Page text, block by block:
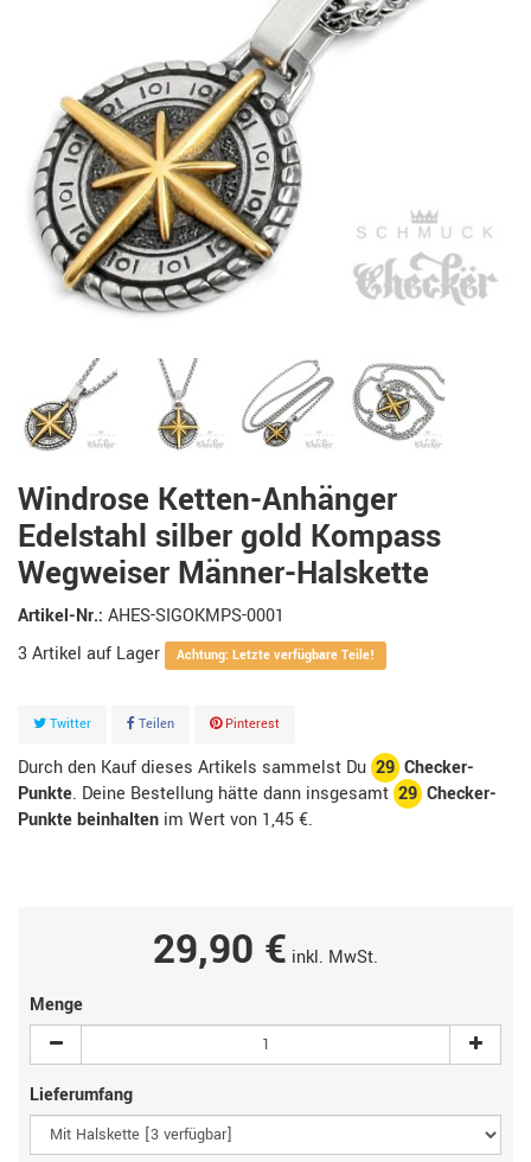
Windrose Ketten-Anhänger
Edelstahl silber gold Kompass
Wegweiser Männer-Halskette
Artikel-Nr.: AHES-SIGOKMPS-0001
3 Artikel Achtung: Letzte verfügbare Teile!
Twitter Teilen Pinterest
Durch den Kauf dieses Artikels sammelst Du 29 Checker-
Punkte. Deine Bestellung hätte dann insgesamt 29 Checker-
Punkte beinhalten im Wert von 1,45 €.
29,90 € inkl. MwSt.
Menge
Lieferumfang